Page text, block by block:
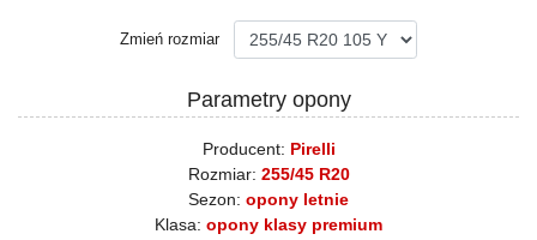
Zmień rozmiar
Parametry opony
Producent: Pirelli
Rozmiar: 255/45 R20
Sezon: opony letnie
Klasa: opony klasy premium